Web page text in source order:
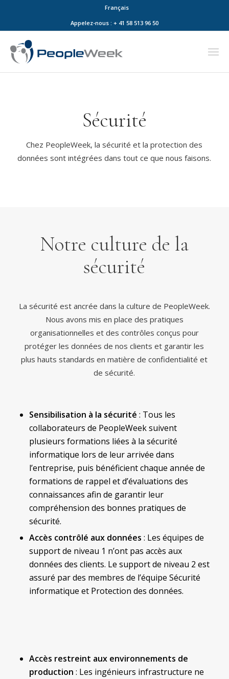
Français
Appelez-nous : + 41 58 513 96 50
Sécurité
Chez PeopleWeek, la sécurité et la protection des
données sont intégrées dans tout ce que nous faisons.
Notre culture de la
sécurité
La sécurité est ancrée dans la culture de PeopleWeek.
Nous avons mis en place des pratiques
organisationnelles et des contrôles conçus pour
protéger les données de nos clients et garantir les
plus hauts standards en matière de confidentialité et
de sécurité.
Sensibilisation à la sécurité : Tous les
collaborateurs de PeopleWeek suivent
plusieurs formations liées à la sécurité
informatique lors de leur arrivée dans
l’entreprise, puis bénéficient chaque année de
formations de rappel et d’évaluations des
connaissances afin de garantir leur
compréhension des bonnes pratiques de
sécurité.
Accès contrôlé aux données : Les équipes de
support de niveau 1 n’ont pas accès aux
données des clients. Le support de niveau 2 est
assuré par des membres de l’équipe Sécurité
informatique et Protection des données.
Accès restreint aux environnements de
production : Les ingénieurs infrastructure ne